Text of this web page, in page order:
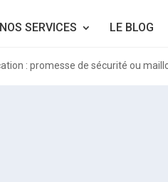
NOS SERVICES LE BLOG
: promesse de sécurité ou